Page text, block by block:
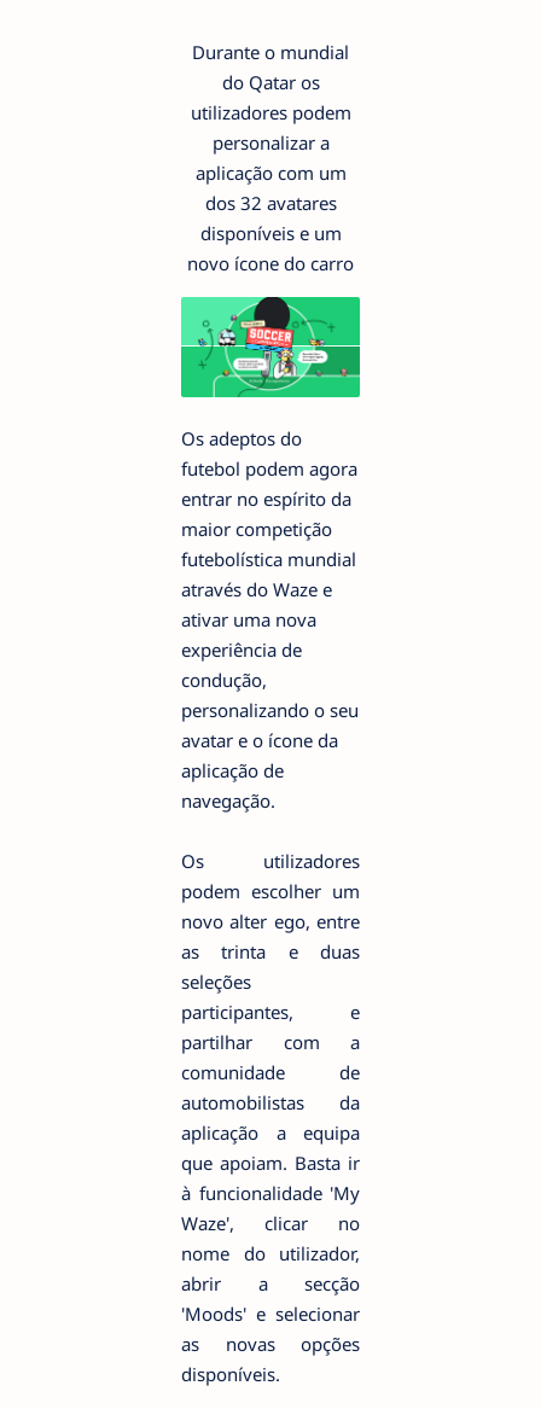
Durante o mundial
do Qatar os
utilizadores podem
personalizar a
aplicação com um
dos 32 avatares
disponíveis e um
novo ícone do carro
Os adeptos do
futebol podem agora
entrar no espírito da
maior competição
futebolística mundial
através do Waze e
ativar uma nova
experiência de
condução,
personalizando o seu
avatar e o ícone da
aplicação de
navegação.
Os utilizadores
podem escolher um
novo alter ego, entre
as trinta e duas
seleções
participantes, e
partilhar com a
comunidade de
automobilistas da
aplicação a equipa
que apoiam. Basta ir
à funcionalidade 'My
Waze', clicar no
nome do utilizador,
abrir a secção
'Moods' e selecionar
as novas opções
disponíveis.